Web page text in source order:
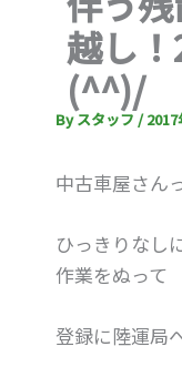
越し
(^^)/
Byスタッフ /
中古車屋さん
ひっきりなし
作業をぬって
登録に陸運局